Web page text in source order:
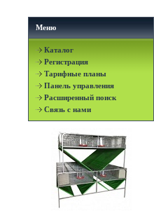
Меню
Каталог
Регистрация
Тарифные планы
Панель управления
Расширенный поиск
Связь с нами